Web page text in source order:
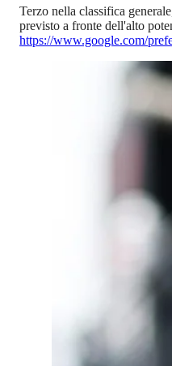
Terzo nella classifica
previsto a fronte dell'alto
https://www.google.com/